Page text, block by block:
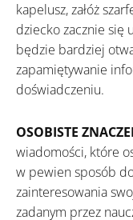
kapelusz, załóż
dziecko zacznie się
będzie bardziej
zapamiętywanie
doświadczeniu.
OSOBISTE
wiadomości, które
w pewien sposób
zainteresowania
zadanym przez